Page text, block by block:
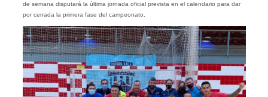
de semana disputará la última jornada oficial prevista en el calendario para dar
por cerrada la primera fase del campeonato.